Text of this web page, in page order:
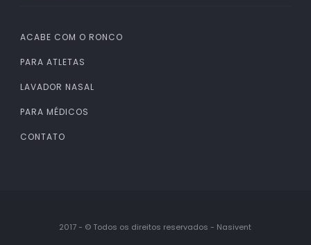
ACABE COM O RONCO
PARA ATLETAS
LAVADOR NASAL
PARA MÉDICOS
CONTATO
2017 - © Todos os direitos reservados - Nasivent